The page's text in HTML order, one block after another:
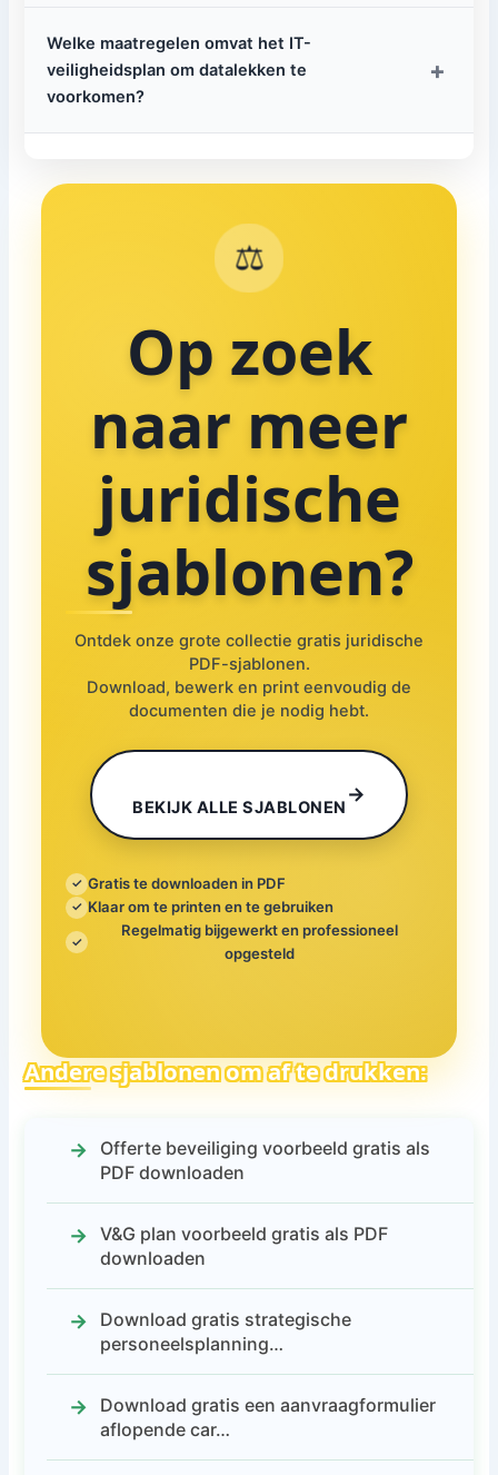
Welke maatregelen omvat het IT-
veiligheidsplan om datalekken te
voorkomen?
+
⚖️
Op zoek
naar meer
juridische
sjablonen?
Ontdek onze grote collectie gratis juridische
PDF-sjablonen.
Download, bewerk en print eenvoudig de
documenten die je nodig hebt.
BEKIJK ALLE SJABLONEN
→
✓ Gratis te downloaden in PDF
✓ Klaar om te printen en te gebruiken
✓
Regelmatig bijgewerkt en professioneel
opgesteld
Andere sjablonen om af te drukken:
Offerte beveiliging voorbeeld gratis als
PDF downloaden
V&G plan voorbeeld gratis als PDF
downloaden
Download gratis strategische
personeelsplanning…
Download gratis een aanvraagformulier
aflopende car…